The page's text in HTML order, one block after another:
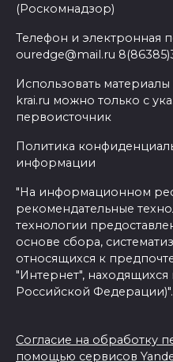
(Роскомнадзор)
Телефон и электронная
ouredge@mail.ru
Использовать
krai.ru можно только с
первоисточник
Политика
информации
"На информационном
рекомендательные
технологии
основе сбора,
относящихся к
"Интернет",
Российской Федерации)".
Согласие на обработку
помощью сервисов